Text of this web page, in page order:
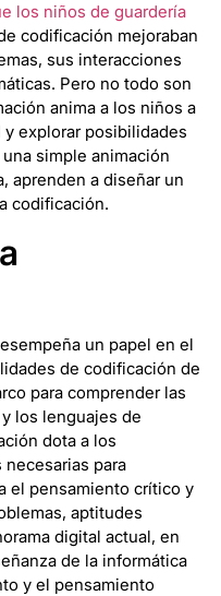
los niños de guardería
codificación mejoraban
sus interacciones
Pero no todo son
anima a los niños a
explorar posibilidades
simple animación
aprenden a diseñar un
codificación.
un papel en el
de codificación de
para comprender las
los lenguajes de
dota a los
para
el pensamiento crítico y
aptitudes
digital actual, en
de la informática
y el pensamiento